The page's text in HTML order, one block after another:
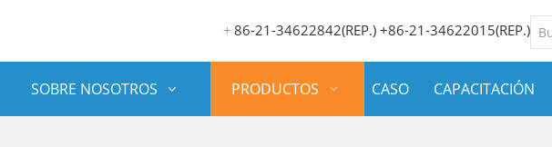
+ 86-21-34622842(REP.) +86-21-34622015(REP.)
SOBRE NOSOTROS PRODUCTOS CASO CAPACITACIÓN